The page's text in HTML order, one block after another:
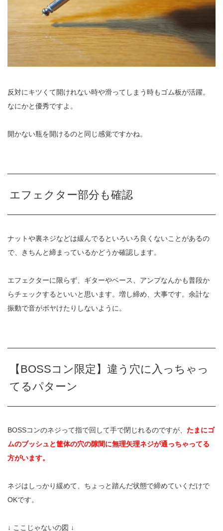
反対にキツくて開けれない時や滑ってしまう時もゴム板が活躍。
なにかと優秀ですよ。
開かない瓶を開けるのと同じ感覚ですかね。
エフェクター部分も確認
ナットや裏ネジなどは緩んでるといろいろ良くないことがあるの
で、きちんと締まっているかどうか確認します。
エフェクターに限らず、ギターやベース、アンプなんかも普段か
らチェックするといいと思います。増し締め、大事です。余計な
振動で音がボヤけたりしないように。
【BOSSコン限定】違う穴に入っちゃっ
てるパターン
BOSSコンのネジって指で回して手で閉じれるのですが、 たまにゴ
ムのブッシュと筐体の穴の隙間に無理矢理ネジが通っちゃってる
方がいます。
ネジはしっかり緩めて、ちょっと踏んだ状態で締めていくだけで
OKです。
↓ ここじゃないの図 ↓